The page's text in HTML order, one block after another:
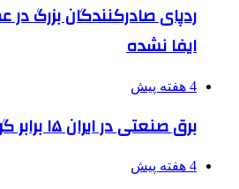
ردپای صادرکنندگان بزرگ
ایفا نشده
4 هفته پیش
برق صنعتی در ایران ۱۵ برابر گران‌تر از خانگی است
4 هفته پیش